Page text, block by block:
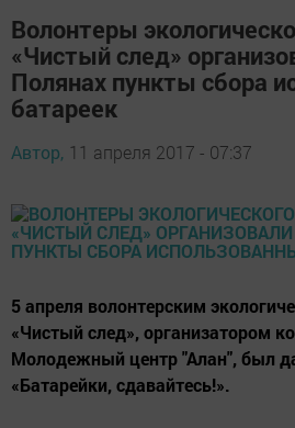
Волонтеры
«Чистый след»
Полянах пункты сбора
батареек
Автор, 11 апреля 2017 - 07:37
5 апреля волонтерским
«Чистый след», организатором
Молодежный центр "Алан", был
«Батарейки, сдавайтесь!».